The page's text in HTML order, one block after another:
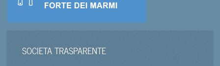
SOCIETA TRASPARENTE